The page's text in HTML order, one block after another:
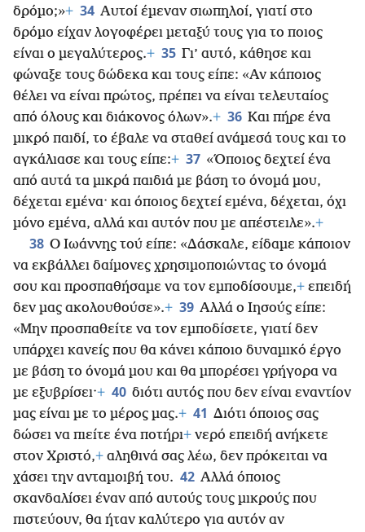
δρόμο;»+ 34 Αυτοί έμεναν σιωπηλοί, γιατί στο
δρόμο είχαν λογοφέρει μεταξύ τους για το ποιος
είναι ο μεγαλύτερος.+ 35 Γι’ αυτό, κάθησε και
φώναξε τους δώδεκα και τους είπε: «Αν κάποιος
θέλει να είναι πρώτος, πρέπει να είναι τελευταίος
από όλους και διάκονος όλων».+ 36 Και πήρε ένα
μικρό παιδί, το έβαλε να σταθεί ανάμεσά τους και το
αγκάλιασε και τους είπε:+ 37 «Όποιος δεχτεί ένα
από αυτά τα μικρά παιδιά με βάση το όνομά μου,
δέχεται εμένα· και όποιος δεχτεί εμένα, δέχεται, όχι
μόνο εμένα, αλλά και αυτόν που με απέστειλε».+
38 Ο Ιωάννης τού είπε: «Δάσκαλε, είδαμε κάποιον
να εκβάλλει δαίμονες χρησιμοποιώντας το όνομά
σου και προσπαθήσαμε να τον εμποδίσουμε,+ επειδή
δεν μας ακολουθούσε».+ 39 Αλλά ο Ιησούς είπε:
«Μην προσπαθείτε να τον εμποδίσετε, γιατί δεν
υπάρχει κανείς που θα κάνει κάποιο δυναμικό έργο
με βάση το όνομά μου και θα μπορέσει γρήγορα να
με εξυβρίσει·+ 40 διότι αυτός που δεν είναι εναντίον
μας είναι με το μέρος μας.+ 41 Διότι όποιος σας
δώσει να πιείτε ένα ποτήρι+ νερό επειδή ανήκετε
στον Χριστό,+ αληθινά σας λέω, δεν πρόκειται να
χάσει την ανταμοιβή του. 42 Αλλά όποιος
σκανδαλίσει έναν από αυτούς τους μικρούς που
πιστεύουν, θα ήταν καλύτερο για αυτόν αν